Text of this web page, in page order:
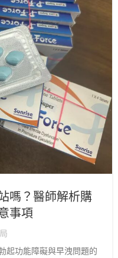
嗎？醫師解析購
事項
起功能障礙與早洩問題的